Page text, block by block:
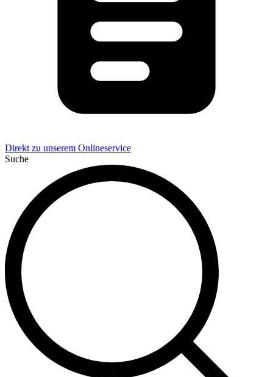
Direkt zu unserem Onlineservice
Suche